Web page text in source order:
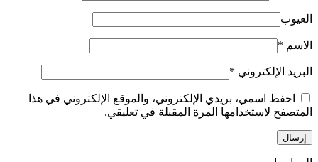
العيوب
الاسم *
البريد الإلكتروني *
احفظ اسمي، بريدي الإلكتروني، والموقع الإلكتروني في هذا
المتصفح لاستخدامها المرة المقبلة في تعليقي.